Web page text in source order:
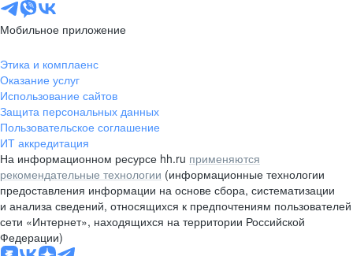
Мобильное приложение
Этика и комплаенс
Оказание услуг
Использование сайтов
Защита персональных данных
Пользовательское соглашение
ИТ аккредитация
На информационном ресурсе hh.ru применяются
рекомендательные технологии (информационные технологии
предоставления информации на основе сбора, систематизации
и анализа сведений, относящихся к предпочтениям пользователей
сети «Интернет», находящихся на территории Российской
Федерации)